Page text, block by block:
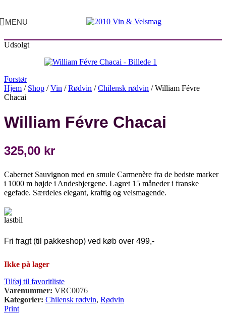
MENU
Udsolgt
Forstør
Hjem / Shop /Vin /Rødvin /Chilensk rødvin /William Févre
Chacai
William Févre Chacai
325,00 kr
Cabernet Sauvignon med en smule Carmenère fra de bedste marker
i 1000 m højde i Andesbjergene. Lagret 15 måneder i franske
egefade. Særdeles elegant, kraftig og velsmagende.
Fri fragt (til pakkeshop) ved køb over 499,-
Ikke på lager
Tilføj til favoritliste
Varenummer: VRC0076
Kategorier: Chilensk rødvin, Rødvin
Print